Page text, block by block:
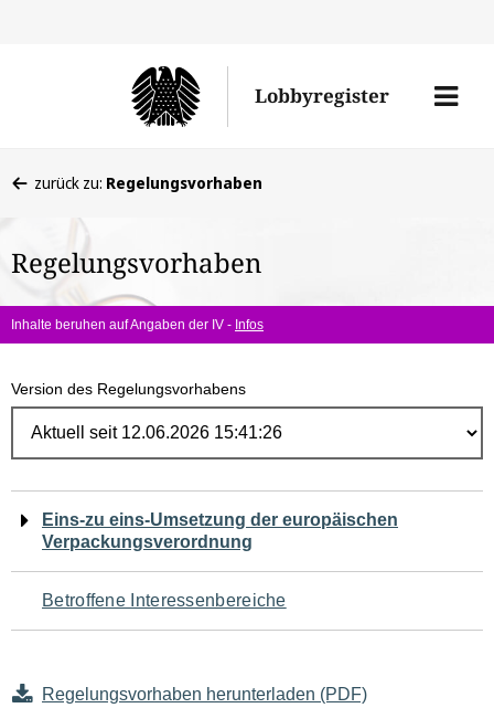
Lobbyregister
Menü
befinden
hier:
zurück zu: Regelungsvorhaben
Regelungsvorhaben
Inhalte beruhen auf Angaben der IV - Infos
Version des Regelungsvorhabens
Navigation
für
den
Eins-zu eins-Umsetzung der europäischen
Verpackungsverordnung
Betroffene Interessenbereiche
Regelungsvorhaben herunterladen (PDF)